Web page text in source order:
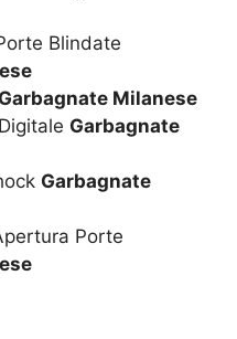
Blindate
Garbagnate Milanese
Garbagnate
Garbagnate
Porte